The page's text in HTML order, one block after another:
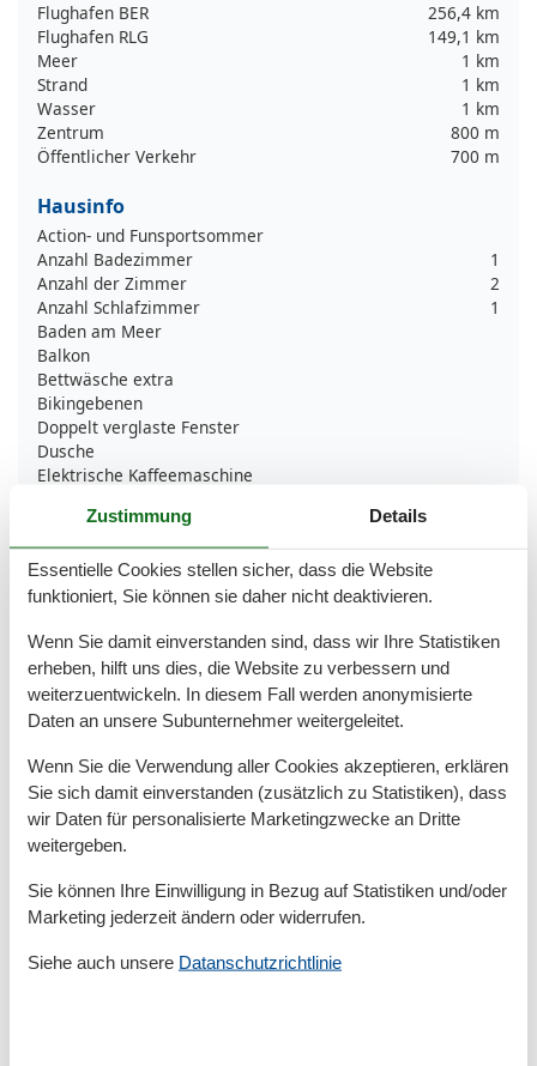
Flughafen BER
256,4 km
Flughafen RLG
149,1 km
Meer
1 km
Strand
1 km
Wasser
1 km
Zentrum
800 m
Öffentlicher Verkehr
700 m
Hausinfo
Action- und Funsportsommer
Anzahl Badezimmer
1
Anzahl der Zimmer
2
Anzahl Schlafzimmer
1
Baden am Meer
Balkon
Bettwäsche extra
Bikingebenen
Doppelt verglaste Fenster
Dusche
Elektrische Kaffeemaschine
Grünflächengarten
Handtücher extra
Heizung
Insel
Internet
Kein Einweggeschirr
Keine Haustiere erlaubt
Komfort
Kühlschrank
LED-Lampen
Microwelle
Nachhaltig
Nichtraucher
Offene Küche
Parken
Parkplatz privat kostenlos
Zustimmung Details
Essentielle Cookies stellen sicher, dass die Website
funktioniert, Sie können sie daher nicht deaktivieren.
Wenn Sie damit einverstanden sind, dass wir Ihre Statistiken
erheben, hilft uns dies, die Website zu verbessern und
weiterzuentwickeln. In diesem Fall werden anonymisierte
Daten an unsere Subunternehmer weitergeleitet.
Wenn Sie die Verwendung aller Cookies akzeptieren, erklären
Sie sich damit einverstanden (zusätzlich zu Statistiken), dass
wir Daten für personalisierte Marketingzwecke an Dritte
weitergeben.
Sie können Ihre Einwilligung in Bezug auf Statistiken und/oder
Marketing jederzeit ändern oder widerrufen.
Siehe auch unsere Datanschutzrichtlinie